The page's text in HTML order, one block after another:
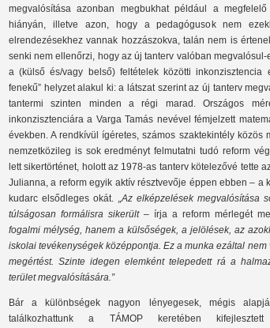
megvalósítása azonban megbukhat például a megfelelő
hiányán, illetve azon, hogy a pedagógusok nem
elrendezésekhez vannak hozzászokva, talán nem is
senki nem ellenőrzi, hogy az új tanterv valóban
a (külső és/vagy belső) feltételek közötti inkonzisztencia
fenekű” helyzet alakul ki: a látszat szerint az új tanterv
tantermi szinten minden a régi marad. Országos
inkonzisztenciára a Varga Tamás nevével fémjelzett
években. A rendkívül ígéretes, számos szaktekintély közös
nemzetközileg is sok eredményt felmutatni tudó reform
lett sikertörténet, holott az 1978-as tanterv kötelezővé tette
Julianna, a reform egyik aktív résztvevője éppen ebben – a
kudarc elsődleges okát. „Az elképzelések megvalósítása
túlságosan formálisra sikerült – írja a reform mérlegét
fogalmi mélység, hanem a külsőségek, a jelölések, az
iskolai tevékenységek középpontja. Ez a munka ezáltal nem
megértést. Szinte idegen elemként telepedett rá a
terület megvalósítására.”
Bár a különbségek nagyon lényegesek, mégis
találkozhattunk a TÁMOP keretében kifejlesztett